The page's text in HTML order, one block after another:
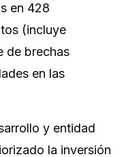
en 428
(incluye
de brechas
en las
y entidad
la inversión